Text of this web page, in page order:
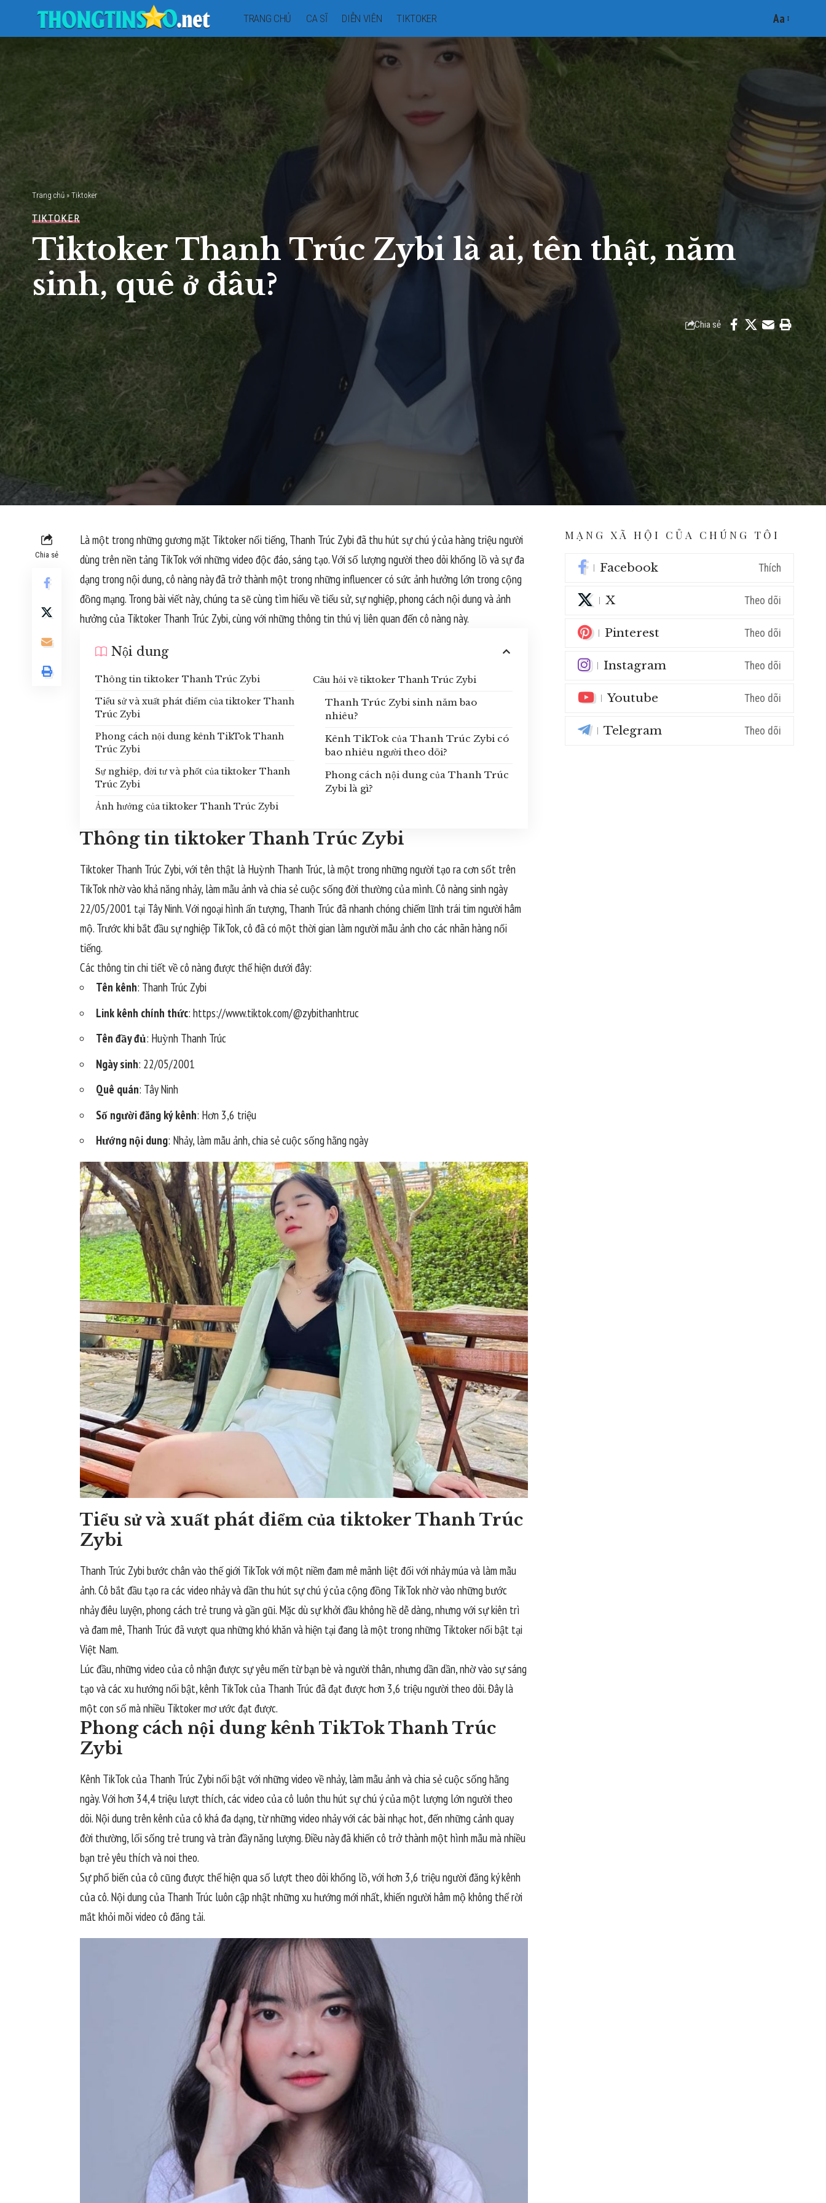
TRANG CHỦ CA SĨ DIỄN VIÊN TIKTOKER
Font
Aa
Trang chủ » Tiktoker
TIKTOKER
Tiktoker Thanh Trúc Zybi là ai, tên thật, năm
sinh, quê ở đâu?
Chia sẻ
Chia sẻ
Là một trong những gương mặt Tiktoker nổi tiếng, Thanh Trúc Zybi đã thu hút sự chú ý của hàng triệu người
dùng trên nền tảng TikTok với những video độc đáo, sáng tạo. Với số lượng người theo dõi khổng lồ và sự đa
dạng trong nội dung, cô nàng này đã trở thành một trong những influencer có sức ảnh hưởng lớn trong cộng
đồng mạng. Trong bài viết này, chúng ta sẽ cùng tìm hiểu về tiểu sử, sự nghiệp, phong cách nội dung và ảnh
hưởng của Tiktoker Thanh Trúc Zybi, cùng với những thông tin thú vị liên quan đến cô nàng này.
Nội dung
Thông tin tiktoker Thanh Trúc Zybi
Tiểu sử và xuất phát điểm của tiktoker Thanh
Trúc Zybi
Phong cách nội dung kênh TikTok Thanh
Trúc Zybi
Sự nghiệp, đời tư và phốt của tiktoker Thanh
Trúc Zybi
Ảnh hưởng của tiktoker Thanh Trúc Zybi
Câu hỏi về tiktoker Thanh Trúc Zybi
Thanh Trúc Zybi sinh năm bao
nhiêu?
Kênh TikTok của Thanh Trúc Zybi có
bao nhiêu người theo dõi?
Phong cách nội dung của Thanh Trúc
Zybi là gì?
Thông tin tiktoker Thanh Trúc Zybi
Tiktoker Thanh Trúc Zybi, với tên thật là Huỳnh Thanh Trúc, là một trong những người tạo ra cơn sốt trên
TikTok nhờ vào khả năng nhảy, làm mẫu ảnh và chia sẻ cuộc sống đời thường của mình. Cô nàng sinh ngày
22/05/2001 tại Tây Ninh. Với ngoại hình ấn tượng, Thanh Trúc đã nhanh chóng chiếm lĩnh trái tim người hâm
mộ. Trước khi bắt đầu sự nghiệp TikTok, cô đã có một thời gian làm người mẫu ảnh cho các nhãn hàng nổi
tiếng.
Các thông tin chi tiết về cô nàng được thể hiện dưới đây:
Tên kênh: Thanh Trúc Zybi
Link kênh chính thức: https://www.tiktok.com/@zybithanhtruc
Tên đầy đủ: Huỳnh Thanh Trúc
Ngày sinh: 22/05/2001
Quê quán: Tây Ninh
Số người đăng ký kênh: Hơn 3,6 triệu
Hướng nội dung: Nhảy, làm mẫu ảnh, chia sẻ cuộc sống hằng ngày
Tiểu sử và xuất phát điểm của tiktoker Thanh Trúc
Zybi
Thanh Trúc Zybi bước chân vào thế giới TikTok với một niềm đam mê mãnh liệt đối với nhảy múa và làm mẫu
ảnh. Cô bắt đầu tạo ra các video nhảy và dần thu hút sự chú ý của cộng đồng TikTok nhờ vào những bước
nhảy điêu luyện, phong cách trẻ trung và gần gũi. Mặc dù sự khởi đầu không hề dễ dàng, nhưng với sự kiên trì
và đam mê, Thanh Trúc đã vượt qua những khó khăn và hiện tại đang là một trong những Tiktoker nổi bật tại
Việt Nam.
Lúc đầu, những video của cô nhận được sự yêu mến từ bạn bè và người thân, nhưng dần dần, nhờ vào sự sáng
tạo và các xu hướng nổi bật, kênh TikTok của Thanh Trúc đã đạt được hơn 3,6 triệu người theo dõi. Đây là
một con số mà nhiều Tiktoker mơ ước đạt được.
Phong cách nội dung kênh TikTok Thanh Trúc
Zybi
Kênh TikTok của Thanh Trúc Zybi nổi bật với những video về nhảy, làm mẫu ảnh và chia sẻ cuộc sống hằng
ngày. Với hơn 34,4 triệu lượt thích, các video của cô luôn thu hút sự chú ý của một lượng lớn người theo
dõi. Nội dung trên kênh của cô khá đa dạng, từ những video nhảy với các bài nhạc hot, đến những cảnh quay
đời thường, lối sống trẻ trung và tràn đầy năng lượng. Điều này đã khiến cô trở thành một hình mẫu mà nhiều
bạn trẻ yêu thích và noi theo.
Sự phổ biến của cô cũng được thể hiện qua số lượt theo dõi khổng lồ, với hơn 3,6 triệu người đăng ký kênh
của cô. Nội dung của Thanh Trúc luôn cập nhật những xu hướng mới nhất, khiến người hâm mộ không thể rời
mắt khỏi mỗi video cô đăng tải.
MẠNG XÃ HỘI CỦA CHÚNG TÔI
Facebook Thích
X Theo dõi
Pinterest Theo dõi
Instagram Theo dõi
Youtube Theo dõi
Telegram Theo dõi